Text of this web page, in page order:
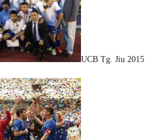
UCB Tg. Jiu 2015